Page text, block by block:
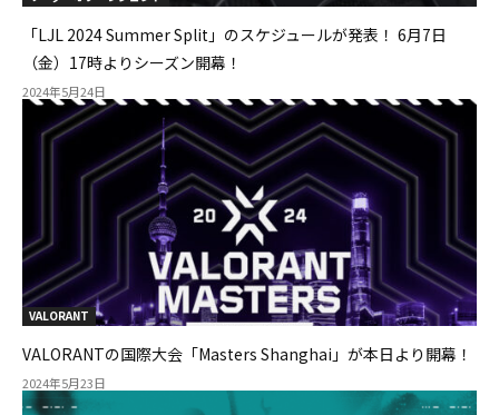
「LJL 2024 Summer Split」のスケジュールが発表！ 6月7日
（金）17時よりシーズン開幕！
2024年5月24日
VALORANT
VALORANTの国際大会「Masters Shanghai」が本日より開幕！
2024年5月23日